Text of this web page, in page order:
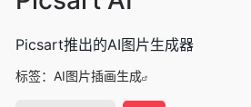
Picsart推出的AI图片生成器
标签： AI图片插画生成